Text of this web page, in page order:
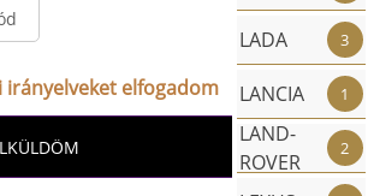
irányelveket elfogadom
LADA 3
LANCIA 1
LAND-
ROVER
2